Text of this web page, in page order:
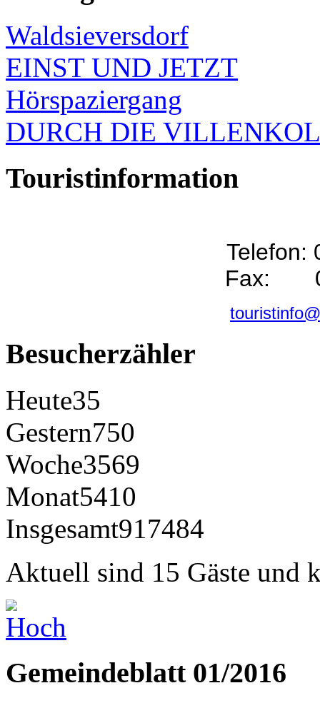
Waldsieversdorf
EINST UND JETZT
Hörspaziergang
DURCH DIE
Touristinformation
Telefon:
Fax:
Besucherzähler
Heute35
Gestern750
Woche3569
Monat5410
Insgesamt917484
Aktuell sind 15 Gäste und
Gemeindeblatt 01/2016